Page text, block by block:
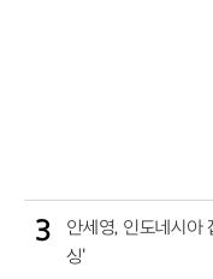
3
안세영, 인도네시아
싱'